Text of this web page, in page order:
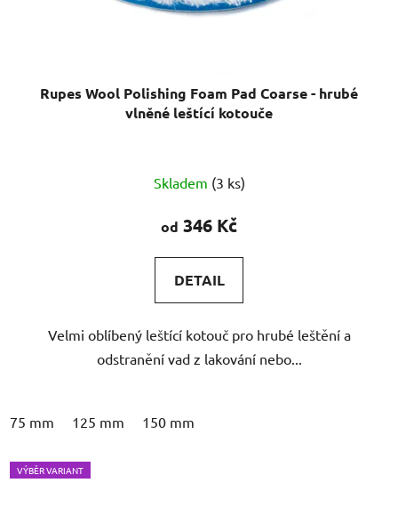
Rupes Wool Polishing Foam Pad Coarse - hrubé
vlněné leštící kotouče
hodnocení
produktu
5,0
z
hvězdiček.
Skladem (3 ks)
od 346 Kč
DETAIL
Velmi oblíbený leštící kotouč pro hrubé leštění a
odstranění vad z lakování nebo...
75 mm 125 mm 150 mm
VÝBĚR VARIANT